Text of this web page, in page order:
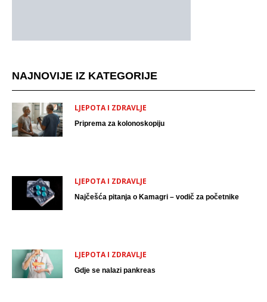
NAJNOVIJE IZ KATEGORIJE
LJEPOTA I ZDRAVLJE
Priprema za kolonoskopiju
LJEPOTA I ZDRAVLJE
Najčešća pitanja o Kamagri – vodič za početnike
LJEPOTA I ZDRAVLJE
Gdje se nalazi pankreas